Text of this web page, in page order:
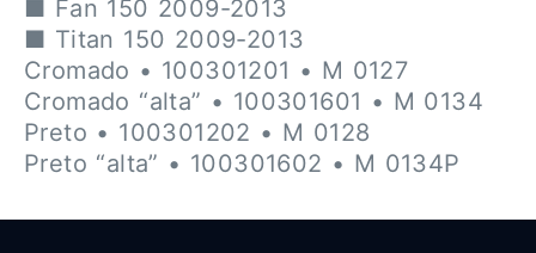
■ Fan 150 2009-2013
■ Titan 150 2009-2013
Cromado • 100301201 • M 0127
Cromado “alta” • 100301601 • M 0134
Preto • 100301202 • M 0128
Preto “alta” • 100301602 • M 0134P